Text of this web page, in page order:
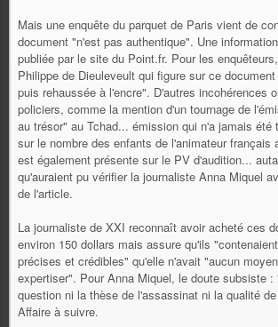
Mais une enquête du parquet de Paris vient de
document "n'est pas authentique". Une
publiée par le site du Point.fr. Pour les
Philippe de Dieuleveult qui figure sur ce
puis rehaussée à l'encre". D'autres incohérences
policiers, comme la mention d'un tournage de
au trésor" au Tchad... émission qui n'a jamais été
sur le nombre des enfants de l'animateur français
est également présente sur le PV d'audition...
qu'auraient pu vérifier la journaliste Anna Miquel
de l'article.
La journaliste de XXI reconnaît avoir acheté ces
environ 150 dollars mais assure qu'ils
précises et crédibles" qu'elle n'avait "aucun
expertiser". Pour Anna Miquel, le doute subsiste
question ni la thèse de l'assassinat ni la qualité
Affaire à suivre.